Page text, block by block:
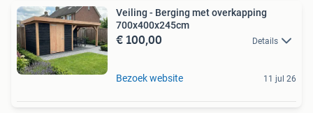
Veiling - Berging met overkapping
700x400x245cm
€ 100,00 Details
Bezoek website 11 jul 26